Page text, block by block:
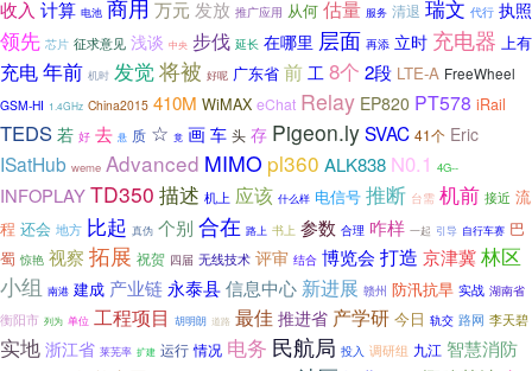
收入 计算 电池 商用 万元 发放 推广应用 从何 估量 服务 清退 瑞文 代行 执照
领先 芯片 征求意见 浅谈 中央 步伐 延长 在哪里 层面 再添 立时 充电器 上有
充电年前 机时 发觉将被 好呢 广东省 前 工 8个 2段 LTE-A FreeWheel
GSM-HI 1.4GHz China2015 410M WiMAX eChat Relay EP820 PT578 iRail
TEDS 若 好 去 悬 质 ☆ 竟 画 车 头 存 Pigeon.lySVAC 41个 Eric
ISatHub weme Advanced MIMO pl360 ALK838 N0.1 4G--
INFOPLAYTD350 描述 机上 应该 什么样 电信号 推断 台需 机前 接近 流
程 还会 地方 比起 真伪 个别 合在 路上 书上 参数 合理 咋样 一起 引导 自行车赛 巴
蜀 惊艳 视察 拓展 祝贺 四届 无线技术 评审 结合 博览会 打造 京津冀林区
小组 南港 建成 产业链 永泰县信息中心 新进展 赣州 防汛抗旱 实战 湖南省
衡阳市 列为 单位 工程项目 胡明朗 道路 最佳 推进省 产学研 今日 轨交 路网 李天碧
实地浙江省 莱芜率 扩建 运行 情况 电务 民航局 投入 调研组 九江 智慧消防